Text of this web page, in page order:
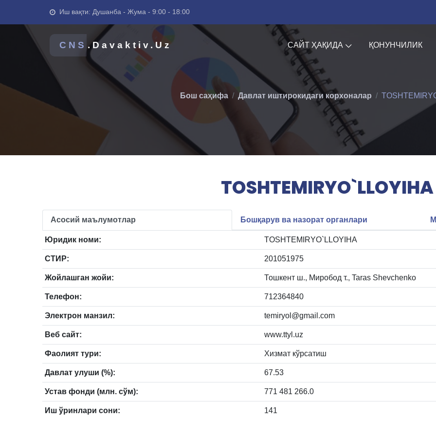
Иш вақти: Душанба - Жума - 9:00 - 18:00
CNS .Davaktiv.Uz САЙТ ҲАҚИДА ҚОНУНЧИЛИК
Бош саҳифа Давлат иштирокидаги корхоналар
TOSHTEMIRYO`LLOYIHA
Асосий маълумотлар Бошқарув ва назорат органлари
Юридик номи: TOSHTEMIRYO`LLOYIHA
СТИР: 201051975
Жойлашган жойи: Тошкент ш., Миробод т., Taras Shevchenko
Телефон: 712364840
Электрон манзил: temiryol@gmail.com
Веб сайт: www.ttyl.uz
Фаолият тури: Хизмат кўрсатиш
Давлат улуши (%): 67.53
Устав фонди (млн. сўм): 771 481 266.0
Иш ўринлари сони: 141